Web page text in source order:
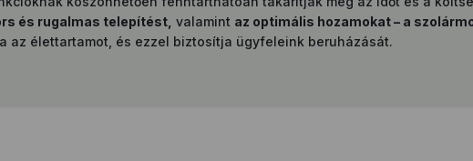
és rugalmas telepítést, valamint az optimális hozamokat – a
az élettartamot, és ezzel biztosítja ügyfeleink beruházását.